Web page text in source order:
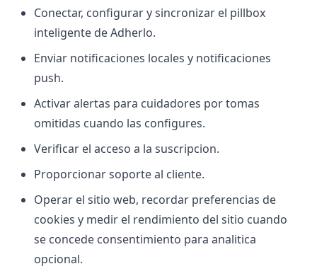
Conectar, configurar y sincronizar el pillbox
inteligente de Adherlo.
Enviar notificaciones locales y notificaciones
push.
Activar alertas para cuidadores por tomas
omitidas cuando las configures.
Verificar el acceso a la suscripcion.
Proporcionar soporte al cliente.
Operar el sitio web, recordar preferencias de
cookies y medir el rendimiento del sitio cuando
se concede consentimiento para analitica
opcional.